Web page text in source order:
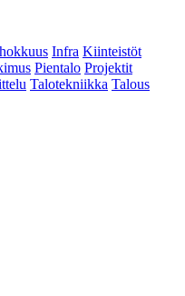
Infra Kiinteistöt
Pientalo Projektit
Talotekniikka Talous